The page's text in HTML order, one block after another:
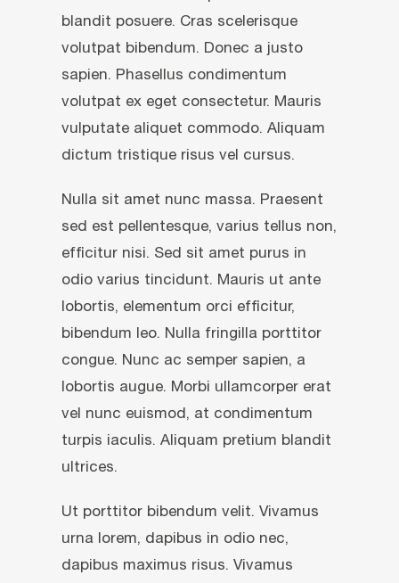
blandit posuere. Cras scelerisque
volutpat bibendum. Donec a justo
sapien. Phasellus condimentum
volutpat ex eget consectetur. Mauris
vulputate aliquet commodo. Aliquam
dictum tristique risus vel cursus.
Nulla sit amet nunc massa. Praesent
sed est pellentesque, varius tellus non,
efficitur nisi. Sed sit amet purus in
odio varius tincidunt. Mauris ut ante
lobortis, elementum orci efficitur,
bibendum leo. Nulla fringilla porttitor
congue. Nunc ac semper sapien, a
lobortis augue. Morbi ullamcorper erat
vel nunc euismod, at condimentum
turpis iaculis. Aliquam pretium blandit
ultrices.
Ut porttitor bibendum velit. Vivamus
urna lorem, dapibus in odio nec,
dapibus maximus risus. Vivamus